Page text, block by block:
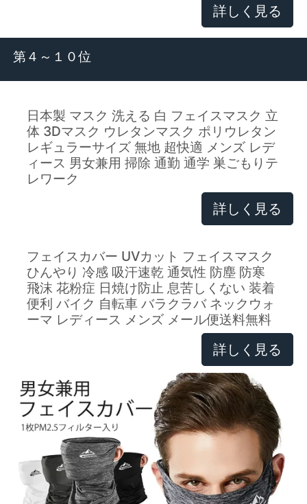
詳しく見る
第４～１０位
日本製 マスク 洗える 白 フェイスマスク 立
体 3Dマスク ウレタンマスク ポリウレタン
レギュラーサイズ 無地 超快適 メンズ レデ
ィース 男女兼用 掃除 通勤 通学 巣ごもりテ
レワーク
詳しく見る
フェイスカバー UVカット フェイスマスク
ひんやり 冷感 吸汗速乾 通気性 防塵 防寒
飛沫 花粉症 日焼け防止 息苦しくない 装着
便利 バイク 自転車 バラクラバ ネックウォ
ーマ レディース メンズ メール便送料無料
詳しく見る